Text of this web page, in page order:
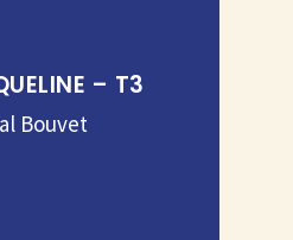
– T3
Bouvet